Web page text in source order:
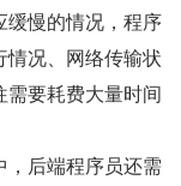
缓慢的情况，程序
情况、网络传输状
要耗费大量时间
后端程序员还需